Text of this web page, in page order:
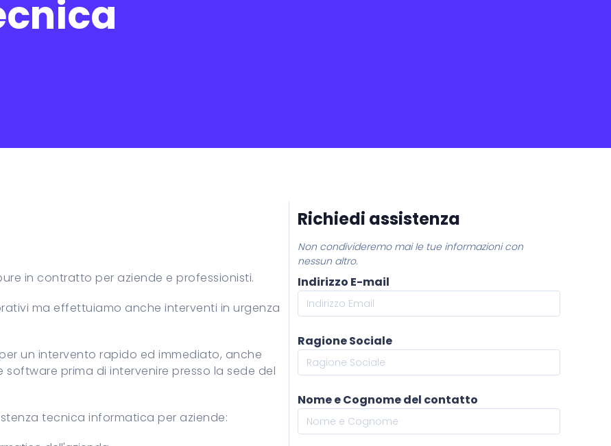
in contratto per aziende e professionisti.
ma effettuiamo anche interventi in urgenza
un intervento rapido ed immediato, anche
prima di intervenire presso la sede del
tecnica informatica per aziende:
Richiedi assistenza
Non condivideremo mai le tue informazioni con
nessun altro.
Indirizzo E-mail
Ragione Sociale
Nome e Cognome del contatto